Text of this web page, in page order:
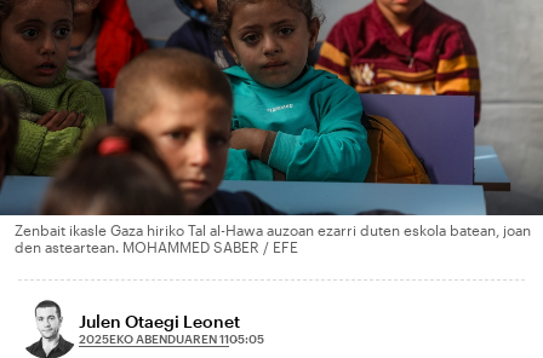
Zenbait ikasle Gaza hiriko Tal al-Hawa auzoan ezarri duten eskola batean, joan
den asteartean. MOHAMMED SABER / EFE
Julen Otaegi Leonet
2025EKO ABENDUAREN 1105:05